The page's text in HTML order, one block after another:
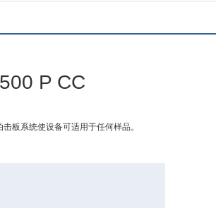
P CC
板系统使设备可适用于任何样品。